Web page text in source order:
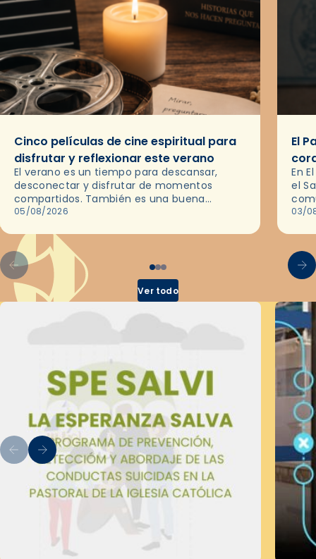
Cinco películas de cine espiritual para
disfrutar y reflexionar este verano
El verano es un tiempo para descansar,
desconectar y disfrutar de momentos
compartidos. También es una buena
ocasión para dejarse llevar por una buena
sobre…
05/08/2026
El
En
el
del
03/
Ver todo